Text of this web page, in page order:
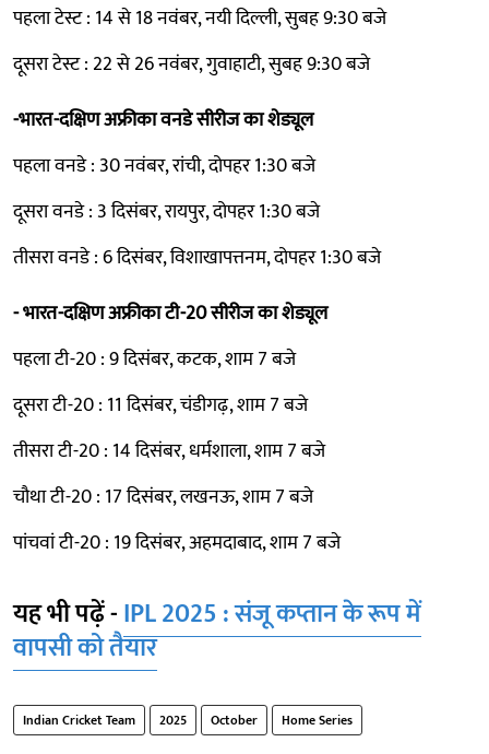
पहला टेस्ट : 14 से 18 नवंबर, नयी दिल्ली, सुबह 9:30 बजे
दूसरा टेस्ट : 22 से 26 नवंबर, गुवाहाटी, सुबह 9:30 बजे
-भारत-दक्षिण अफ्रीका वनडे सीरीज का शेड्यूल
पहला वनडे : 30 नवंबर, रांची, दोपहर 1:30 बजे
दूसरा वनडे : 3 दिसंबर, रायपुर, दोपहर 1:30 बजे
तीसरा वनडे : 6 दिसंबर, विशाखापत्तनम, दोपहर 1:30 बजे
- भारत-दक्षिण अफ्रीका टी-20 सीरीज का शेड्यूल
पहला टी-20 : 9 दिसंबर, कटक, शाम 7 बजे
दूसरा टी-20 : 11 दिसंबर, चंडीगढ़, शाम 7 बजे
तीसरा टी-20 : 14 दिसंबर, धर्मशाला, शाम 7 बजे
चौथा टी-20 : 17 दिसंबर, लखनऊ, शाम 7 बजे
पांचवां टी-20 : 19 दिसंबर, अहमदाबाद, शाम 7 बजे
यह भी पढ़ें -IPL 2025 : संजू कप्तान के रूप में
वापसी को तैयार
Indian Cricket Team 2025 October Home Series